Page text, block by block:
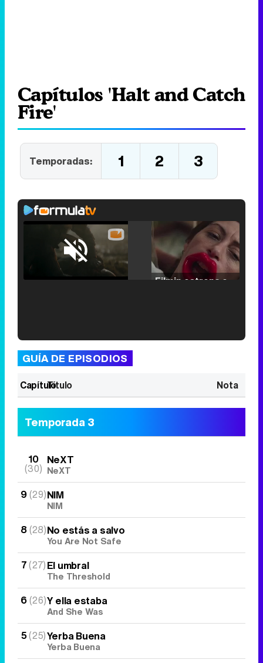
Capítulos 'Halt and Catch
Fire'
Temporadas: 1 2 3
Unmute /
Loaded:
25.30%
Tráiler en catalán de 'Ravalear', la nueva serie de HBO Max sobre los fondos buitre
Tráiler de la tercera temporada de 'The Walking Dead: Dead City' de AMC+
GUÍA DE EPISODIOS
CapítuloTítulo Nota
Temporada 3
10
(30)
NeXT
NeXT
9(29)NIM
NIM
8(28)No estás a salvo
You Are Not Safe
7(27)El umbral
The Threshold
6(26)Y ella estaba
And She Was
5(25)Yerba Buena
Yerba Buena